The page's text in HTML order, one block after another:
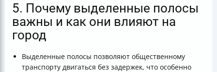
5. Почему выделенные полосы
важны и как они влияют на
город
Выделенные полосы позволяют общественному
транспорту двигаться без задержек, что особенно